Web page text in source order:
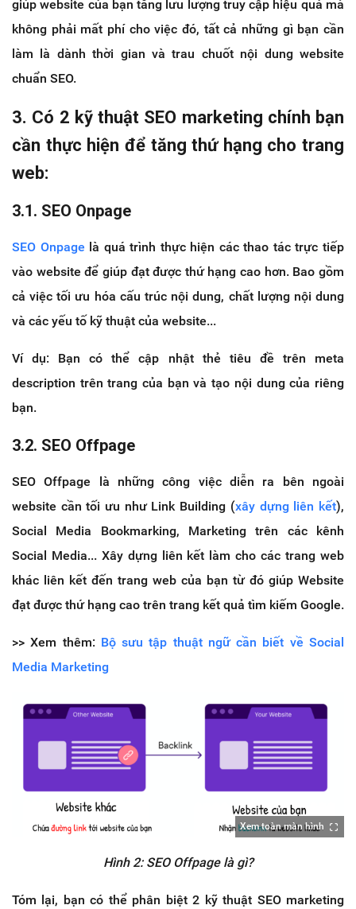
giúp website của bạn tăng lưu lượng truy cập hiệu quả mà
không phải mất phí cho việc đó, tất cả những gì bạn cần
làm là dành thời gian và trau chuốt nội dung website
chuẩn SEO.
3. Có 2 kỹ thuật SEO marketing chính bạn
cần thực hiện để tăng thứ hạng cho trang
web:
3.1. SEO Onpage
SEO Onpage là quá trình thực hiện các thao tác trực tiếp
vào website để giúp đạt được thứ hạng cao hơn. Bao gồm
cả việc tối ưu hóa cấu trúc nội dung, chất lượng nội dung
và các yếu tố kỹ thuật của website...
Ví dụ: Bạn có thể cập nhật thẻ tiêu đề trên meta
description trên trang của bạn và tạo nội dung của riêng
bạn.
3.2. SEO Offpage
SEO Offpage là những công việc diễn ra bên ngoài
website cần tối ưu như Link Building (xây dựng liên kết),
Social Media Bookmarking, Marketing trên các kênh
Social Media... Xây dựng liên kết làm cho các trang web
khác liên kết đến trang web của bạn từ đó giúp Website
đạt được thứ hạng cao trên trang kết quả tìm kiếm Google.
>> Xem thêm: Bộ sưu tập thuật ngữ cần biết về Social
Media Marketing
Xem toàn màn hình
Hình 2: SEO Offpage là gì?
Tóm lại, bạn có thể phân biệt 2 kỹ thuật SEO marketing